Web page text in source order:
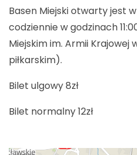
Basen Miejski otwarty jest
codziennie w godzinach
Miejskim im. Armii Krajowej
piłkarskim).
Bilet ulgowy 8zł
Bilet normalny 12zł